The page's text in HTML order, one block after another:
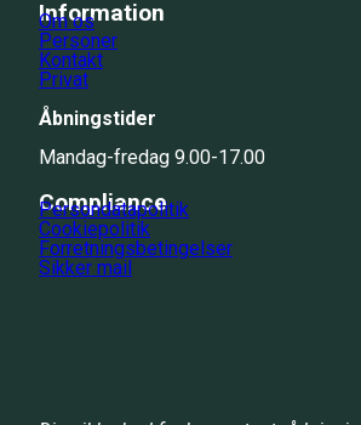
Information
Om os
Personer
Kontakt
Privat
Åbningstider
Mandag-fredag 9.00-17.00
Compliance
Persondatapolitik
Cookiepolitik
Forretningsbetingelser
Sikker mail